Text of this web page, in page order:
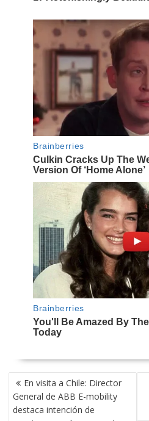
NAVEGACIÓN
DE
ENTRADAS
En visita a Chile: Director
General de ABB E-mobility
destaca intención de